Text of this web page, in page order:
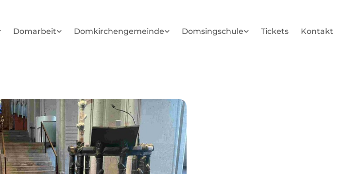
Domarbeit Domkirchengemeinde Domsingschule Tickets Kontakt